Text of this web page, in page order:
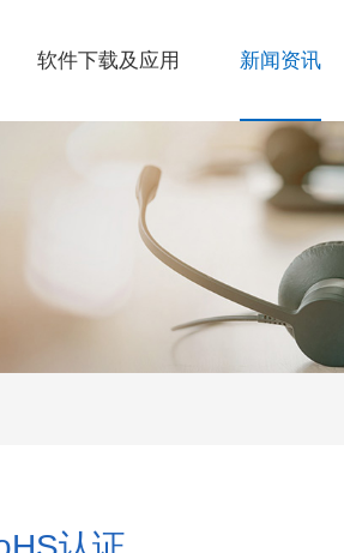
软件下载及应用 新闻资讯